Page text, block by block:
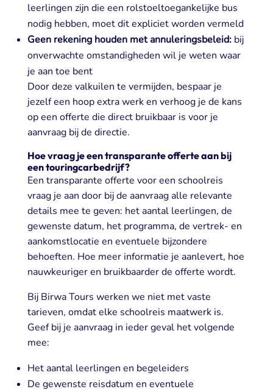
leerlingen zijn die een rolstoeltoegankelijke bus
nodig hebben, moet dit expliciet worden vermeld
Geen rekening houden met annuleringsbeleid:bij
onverwachte omstandigheden wil je weten waar
je aan toe bent
Door deze valkuilen te vermijden, bespaar je
jezelf een hoop extra werk en verhoog je de kans
op een offerte die direct bruikbaar is voor je
aanvraag bij de directie.
Hoe vraag je een transparante offerte aan bij
een touringcarbedrijf?
Een transparante offerte voor een schoolreis
vraag je aan door bij de aanvraag alle relevante
details mee te geven: het aantal leerlingen, de
gewenste datum, het programma, de vertrek- en
aankomstlocatie en eventuele bijzondere
behoeften. Hoe meer informatie je aanlevert, hoe
nauwkeuriger en bruikbaarder de offerte wordt.
Bij Birwa Tours werken we niet met vaste
tarieven, omdat elke schoolreis maatwerk is.
Geef bij je aanvraag in ieder geval het volgende
mee:
Het aantal leerlingen en begeleiders
De gewenste reisdatum en eventuele